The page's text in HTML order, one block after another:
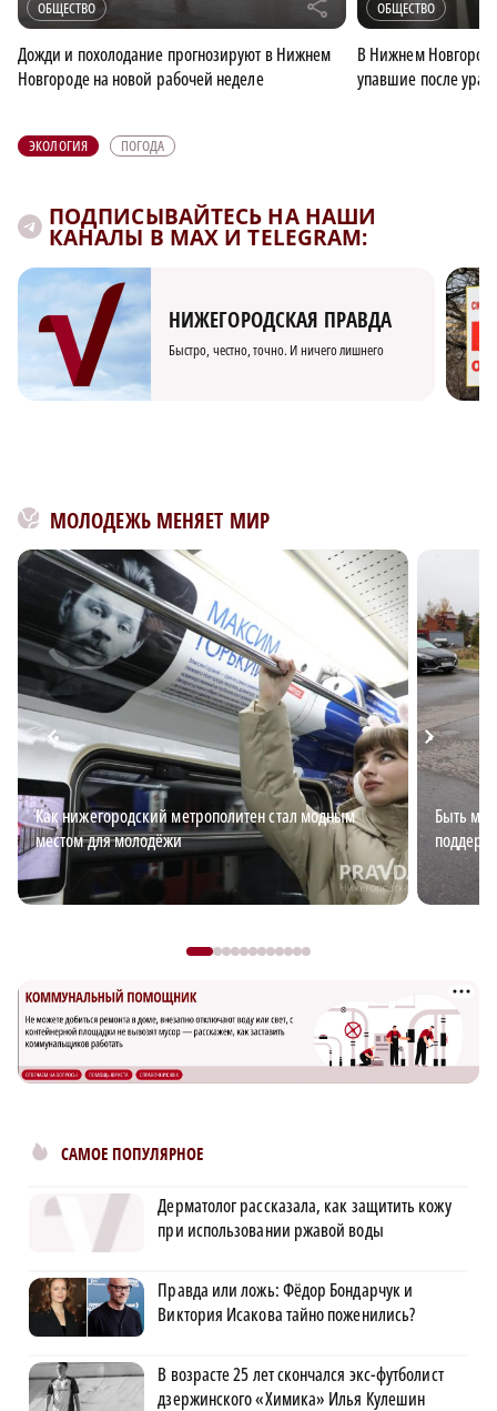
ОБЩЕСТВО r
Дожди и похолодание прогнозируют в Нижнем
Новгороде на новой рабочей неделе
ОБЩЕСТВО
В Нижнем
упавшие после
ЭКОЛОГИЯ ПОГОДА
ПОДПИСЫВАЙТЕСЬ НА НАШИ
КАНАЛЫ В MAX И TELEGRAM:
НИЖЕГОРОДСКАЯ ПРАВДА
Быстро, честно, точно. И ничего лишнего
МОЛОДЕЖЬ МЕНЯЕТ МИР
Как нижегородский метрополитен стал модным
местом для молодёжи
Быть
САМОЕ ПОПУЛЯРНОЕ
Дерматолог рассказала, как защитить кожу
при использовании ржавой воды
Правда или ложь: Фёдор Бондарчук и
Виктория Исакова тайно поженились?
В возрасте 25 лет скончался экс-футболист
дзержинского «Химика» Илья Кулешин